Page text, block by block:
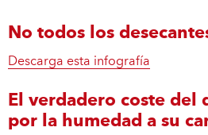
No todos los
Descarga esta infografía
El verdadero coste del
por la humedad a su